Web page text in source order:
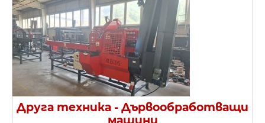
Друга техника - Дървообработващи